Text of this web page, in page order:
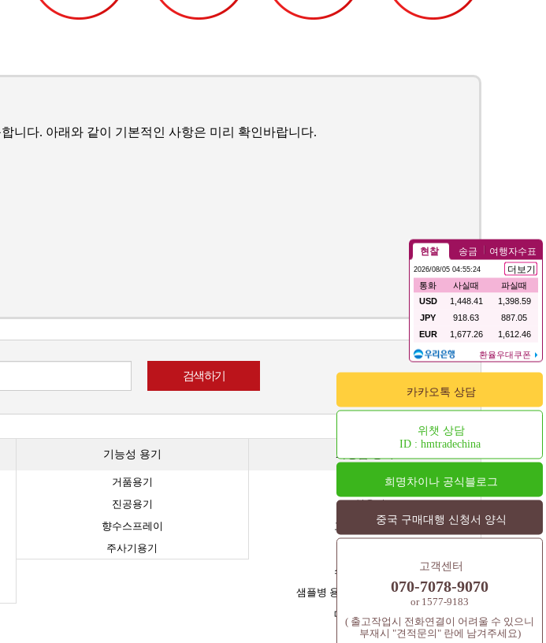
카카오톡 상담
위챗 상담
ID : hmtradechina
희명차이나 공식블로그
중국 구매대행 신청서 양식
고객센터
070-7078-9070
or 1577-9183
( 출고작업시 전화연결이 어려울 수 있으니
부재시 "견적문의" 란에 남겨주세요)
니다. 아래와 같이 기본적인 사항은 미리 확인바랍니다.
기능성 용기
거품용기
진공용기
향수스프레이
주사기용기
화장품 용기
오일용기
고급기초용기
스포이드용기
샘플병 용기(바이알,시공,앰플)
매니큐어용기
과일용기